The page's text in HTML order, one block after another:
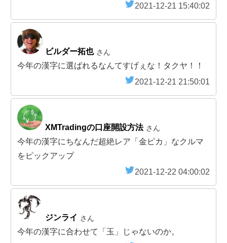
2021-12-21 15:40:02
ビルダー拓也 さん
今年の漢字に選ばれるなんてすげぇな！タクヤ！！
2021-12-21 21:50:01
XMTradingの口座開設方法 さん
今年の漢字にちなんだ超絶レア「金ピカ」なクルマ
をピックアップ
2021-12-22 04:00:02
ジンライ さん
今年の漢字に合わせて「玉」じゃないのか。